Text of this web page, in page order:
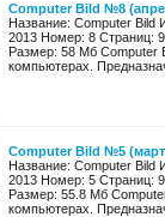
Computer Bild №8
Название: Computer Bild
2013 Номер: 8 Страниц:
Размер: 58 Мб Computer
компьютерах.
Computer Bild №5 (март
Название: Computer Bild
2013 Номер: 5 Страниц:
Размер: 55.8 Мб
компьютерах.